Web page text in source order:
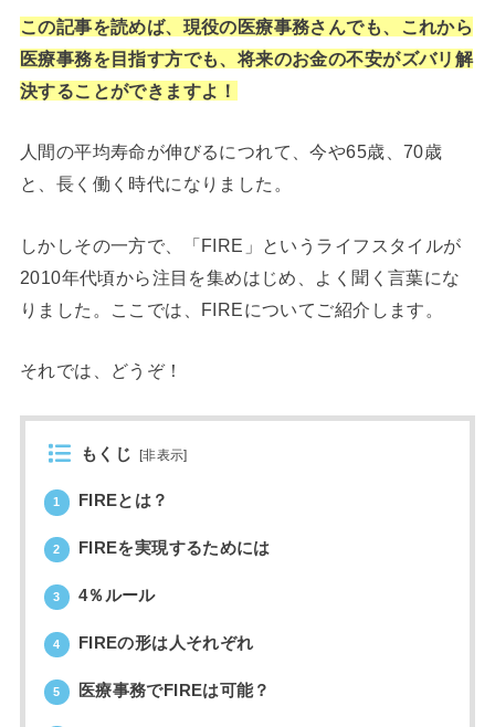
この記事を読めば、現役の医療事務さんでも、これから
医療事務を目指す方でも、将来のお金の不安がズバリ解
決することができますよ！
人間の平均寿命が伸びるにつれて、今や65歳、70歳
と、長く働く時代になりました。
しかしその一方で、「FIRE」というライフスタイルが
2010年代頃から注目を集めはじめ、よく聞く言葉にな
りました。ここでは、FIREについてご紹介します。
それでは、どうぞ！
もくじ [非表示]
1 FIREとは？
2 FIREを実現するためには
3 4％ルール
4 FIREの形は人それぞれ
5 医療事務でFIREは可能？